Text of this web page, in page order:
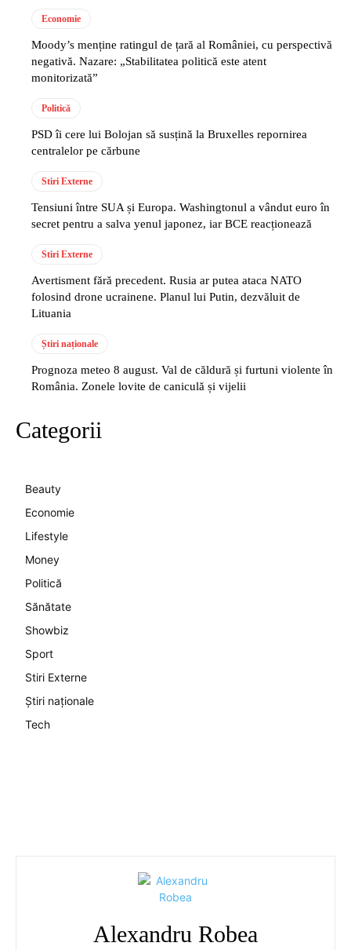
Economie
Moody’s menține ratingul de țară al României, cu perspectivă
negativă. Nazare: „Stabilitatea politică este atent
monitorizată”
Politică
PSD îi cere lui Bolojan să susțină la Bruxelles repornirea
centralelor pe cărbune
Stiri Externe
Tensiuni între SUA și Europa. Washingtonul a vândut euro în
secret pentru a salva yenul japonez, iar BCE reacționează
Stiri Externe
Avertisment fără precedent. Rusia ar putea ataca NATO
folosind drone ucrainene. Planul lui Putin, dezvăluit de
Lituania
Știri naționale
Prognoza meteo 8 august. Val de căldură și furtuni violente în
România. Zonele lovite de caniculă și vijelii
Categorii
Beauty
Economie
Lifestyle
Money
Politică
Sănătate
Showbiz
Sport
Stiri Externe
Știri naționale
Tech
Alexandru Robea